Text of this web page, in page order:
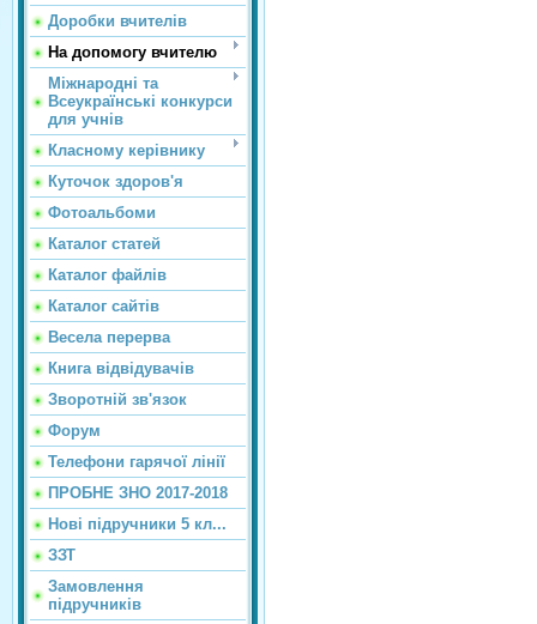
Доробки вчителів
На допомогу вчителю
Міжнародні та
Всеукраїнські конкурси
для учнів
Класному керівнику
Куточок здоров'я
Фотоальбоми
Каталог статей
Каталог файлів
Каталог сайтiв
Весела перерва
Книга відвідувачів
Зворотній зв'язок
Форум
Телефони гарячої лінії
ПРОБНЕ ЗНО 2017-2018
Нові підручники 5 кл...
ЗЗТ
Замовлення
підручників